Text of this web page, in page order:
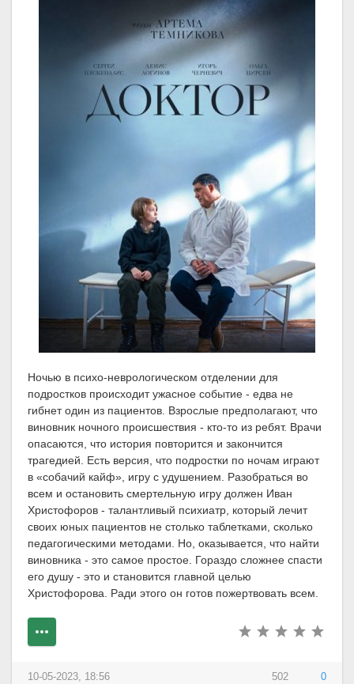
Ночью в психо-неврологическом отделении для
подростков происходит ужасное событие - едва не
гибнет один из пациентов. Взрослые предполагают, что
виновник ночного происшествия - кто-то из ребят. Врачи
опасаются, что история повторится и закончится
трагедией. Есть версия, что подростки по ночам играют
в «собачий кайф», игру с удушением. Разобраться во
всем и остановить смертельную игру должен Иван
Христофоров - талантливый психиатр, который лечит
своих юных пациентов не столько таблетками, сколько
педагогическими методами. Но, оказывается, что найти
виновника - это самое простое. Гораздо сложнее спасти
его душу - это и становится главной целью
Христофорова. Ради этого он готов пожертвовать всем.
502 0
10-05-2023, 18:56